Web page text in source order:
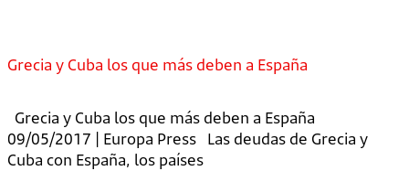
Grecia y Cuba los que más deben a España
Grecia y Cuba los que más deben a España
09/05/2017 | Europa Press Las deudas de Grecia y
Cuba con España, los países